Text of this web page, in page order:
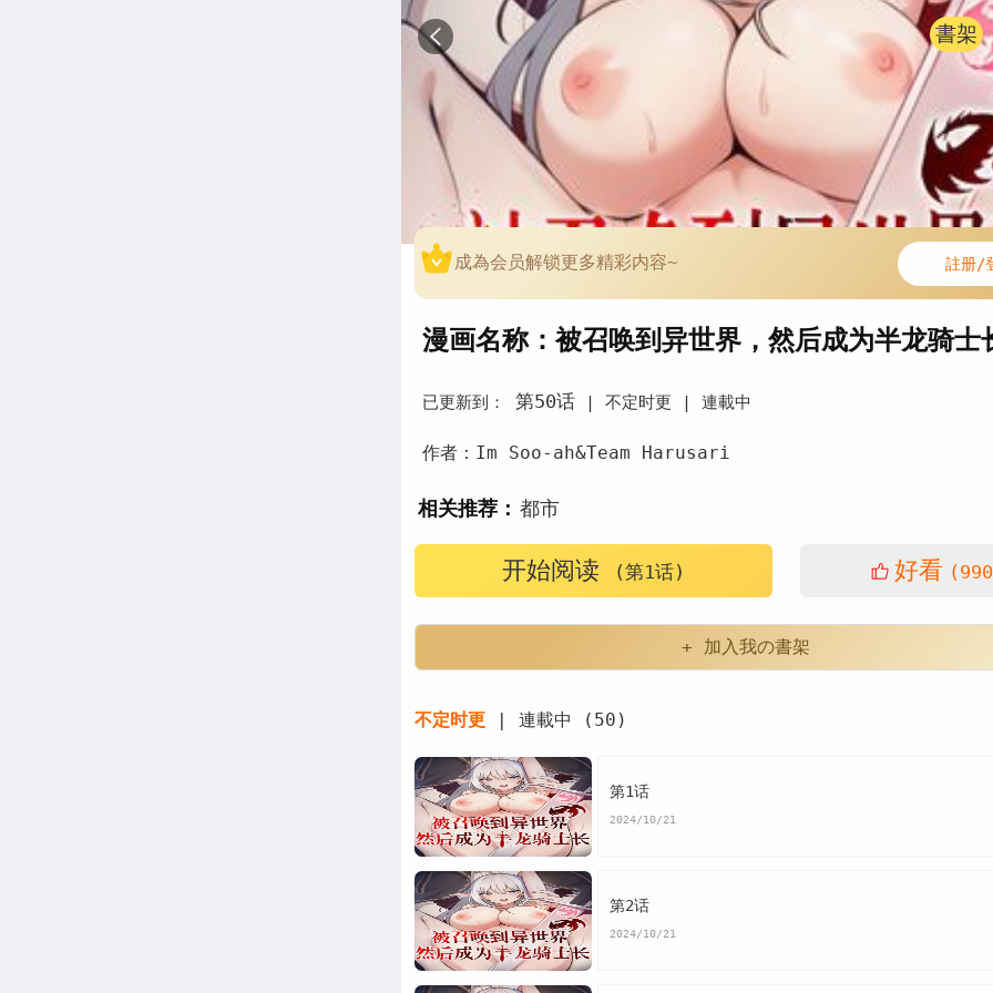
書架
成為会员解锁更多精彩内容~ 註册/
漫画名称：被召唤到异世界，然后成为半龙骑士
已更新到： 第50话| 不定时更 | 連載中
作者：Im Soo-ah&Team Harusari
相关推荐： 都市
开始阅读 (第1话) 好看
+ 加入我の書架
不定时更 | 連載中 (50)
第1话
2024/10/21
第2话
2024/10/21